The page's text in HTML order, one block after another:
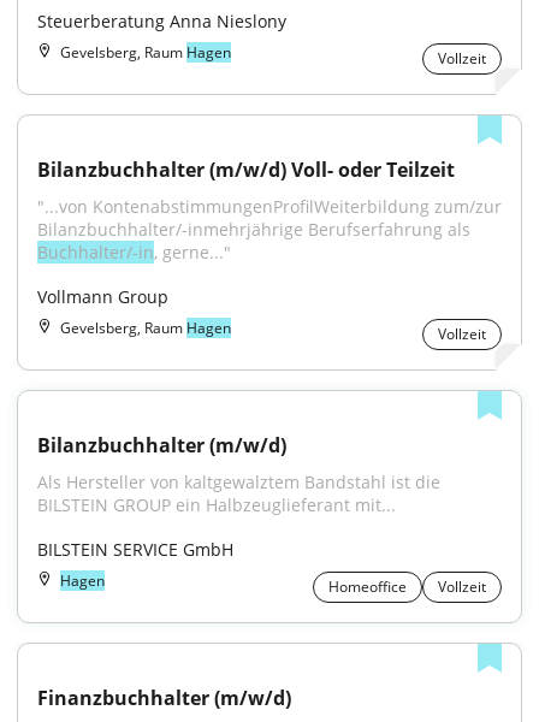
Steuerberatung Anna Nieslony
Gevelsberg, Raum Hagen Vollzeit
Bilanzbuchhalter (m/w/d) Voll- oder Teilzeit
"...von KontenabstimmungenProfilWeiterbildung zum/zur
Buchhalter/-in, gerne..."
Vollmann Group
Gevelsberg, Raum Hagen Vollzeit
Bilanzbuchhalter (m/w/d)
Als Hersteller von kaltgewalztem Bandstahl ist die
BILSTEIN GROUP ein Halb­zeug­lieferant mit...
BILSTEIN SERVICE GmbH
Hagen Homeoffice Vollzeit
Finanzbuchhalter (m/w/d)